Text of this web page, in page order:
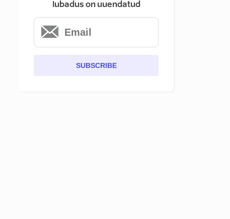
lubadus on uuendatud
SUBSCRIBE